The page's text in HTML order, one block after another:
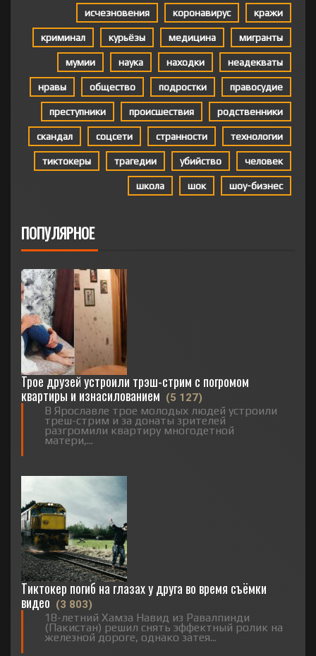
исчезновения коронавирус кражи
криминал курьёзы медицина мигранты
мумии наука находки неадекваты
нравы общество подростки правосудие
преступники происшествия родственники
скандал соцсети странности технологии
тиктокеры трагедии убийство человек
школа шок шоу-бизнес
ПОПУЛЯРНОЕ
Трое друзей устроили трэш-стрим с погромом
квартиры и изнасилованием (5 127)
В Ярославле трое молодых людей устроили
треш-стрим и за донаты зрителей
разгромили квартиру многодетной
матери,...
Тиктокер погиб на глазах у друга во время съёмки
видео (3 803)
18-летний Хамза Навид из Равалпинди
(Пакистан) решил снять эффектный ролик на
железной дороге, однако затея...